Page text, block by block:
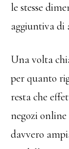
le stesse
aggiuntiva di
Una volta
per quanto
resta che
negozi
davvero